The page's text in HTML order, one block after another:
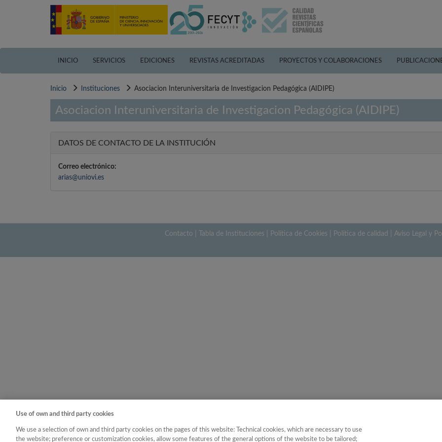
INICIO SERVICIOS EDICIONES REVISTAS ACREDITADAS PROYECTOS Y COLABORACIONES
Inicio Instituciones Asociacion Interuniversitaria de Investigacion Pedagógica (AIDIPE)
Asociacion Interuniversitaria de Investigacion Pedagógica (AIDIPE)
DATOS DE CONTACTO DE LA INSTITUCIÓN
Correo electrónico:
arias@uniovi.es
Contacto Tabla de Instituciones Política de Cookies Política de calidad Aviso Legal y
Use of own and third party cookies
We use a selection of own and third party cookies on the pages of this website: Technical cookies, which are necessary to use
the website; preference or customization cookies, allow some features of the general options of the website to be tailored;